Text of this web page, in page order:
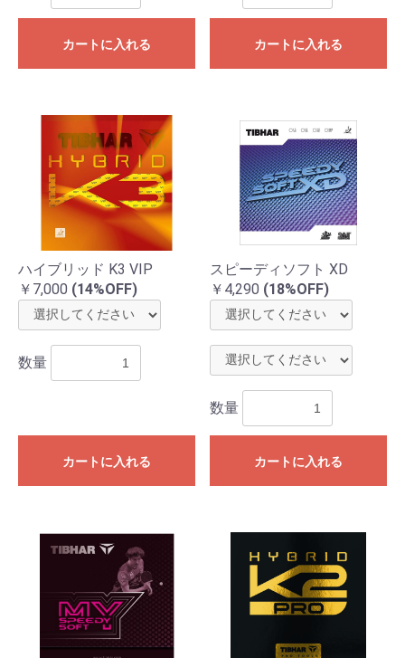
カートに入れる カートに入れる
ハイブリッド K3 VIP
￥7,000 (14%OFF)
数量
カートに入れる
スピーディソフト XD
￥4,290 (18%OFF)
数量
カートに入れる